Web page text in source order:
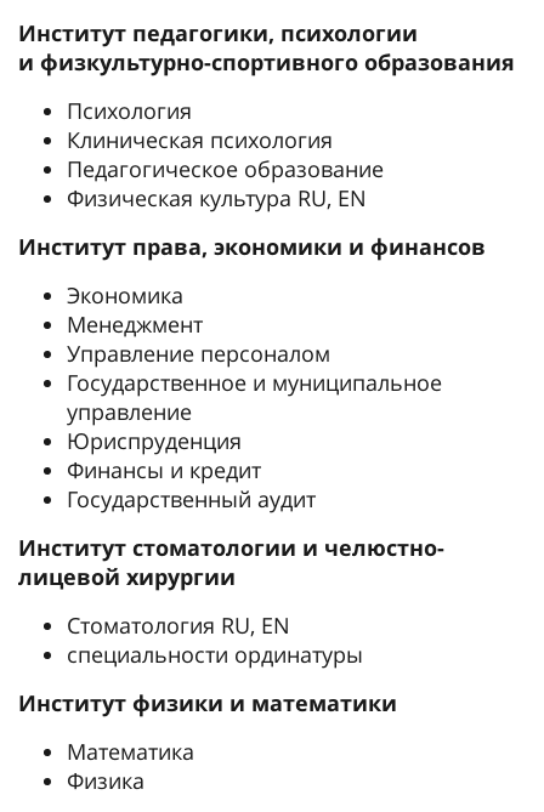
Институт педагогики, психологии
и физкультурно-спортивного образования
Психология
Клиническая психология
Педагогическое образование
Физическая культура RU, EN
Институт права, экономики и финансов
Экономика
Менеджмент
Управление персоналом
Государственное и муниципальное
управление
Юриспруденция
Финансы и кредит
Государственный аудит
Институт стоматологии и челюстно-
лицевой хирургии
Стоматология RU, EN
специальности ординатуры
Институт физики и математики
Математика
Физика